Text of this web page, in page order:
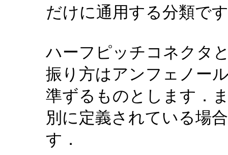
だけに通用する分類で
ハーフピッチコネクタ
振り方はアンフェノー
準ずるものとします．
別に定義されている場
す．